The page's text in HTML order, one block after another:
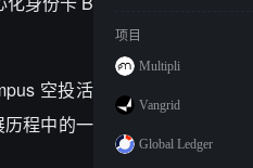
空投活
程中的一
项目
Multipli
Vangrid
Global Ledger